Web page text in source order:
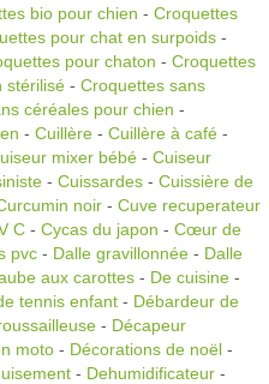
bio pour chien - Croquettes
pour chat en surpoids -
pour chaton - Croquettes
stérilisé - Croquettes sans
céréales pour chien -
- Cuillère - Cuillère à café -
mixer bébé - Cuiseur
- Cuissardes - Cuissière de
noir - Cuve recuperateur
C - Cycas du japon - Cœur de
pvc - Dalle gravillonnée - Dalle
aux carottes - De cuisine -
tennis enfant - Débardeur de
- Décapeur
moto - Décorations de noël -
- Dehumidificateur -